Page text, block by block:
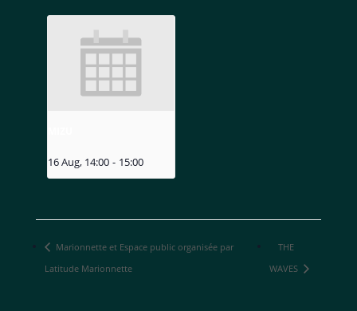
16 Aug, 14:00 - 15:00
Marionnette et Espace public organisée par
Latitude Marionnette
THE
WAVES